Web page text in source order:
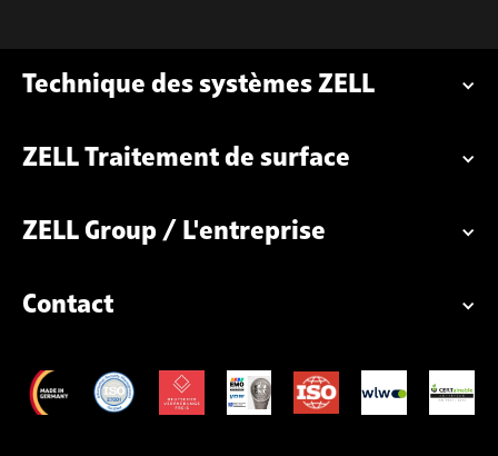
Technique des systèmes ZELL
ZELL Traitement de surface
ZELL Group / L'entreprise
Contact